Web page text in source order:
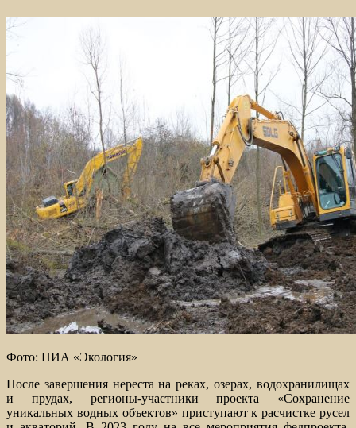
Фото: НИА «Экология»
После завершения нереста на реках, озерах, водохранилищах
и прудах, регионы-участники проекта «Сохранение
уникальных водных объектов» приступают к расчистке русел